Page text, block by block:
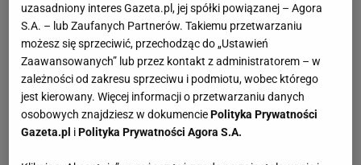
uzasadniony interes Gazeta.pl, jej spółki powiązanej – Agora
S.A. – lub Zaufanych Partnerów. Takiemu przetwarzaniu
możesz się sprzeciwić, przechodząc do „Ustawień
Zaawansowanych” lub przez kontakt z administratorem – w
zależności od zakresu sprzeciwu i podmiotu, wobec którego
jest kierowany. Więcej informacji o przetwarzaniu danych
osobowych znajdziesz w dokumenciePolityka Prywatności
Gazeta.pl iPolityka Prywatności Agora S.A.